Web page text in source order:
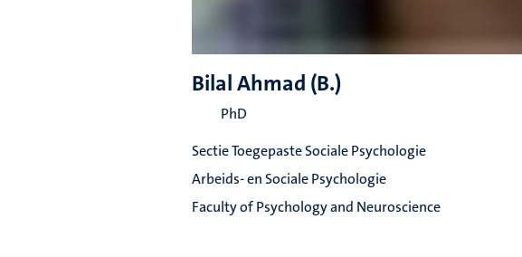
Bilal Ahmad (B.)
PhD
Sectie Toegepaste Sociale Psychologie
Arbeids- en Sociale Psychologie
Faculty of Psychology and Neuroscience